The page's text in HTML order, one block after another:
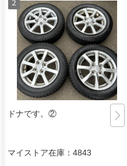
ドナです。②
マイストア在庫： 4843